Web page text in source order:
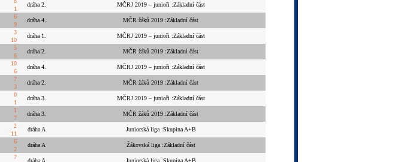
dráha 2. MČRJ 2019 – junioři :Základní část
1
6
dráha 4. MČR žáků 2019 :Základní část
9
3
dráha 1. MČRJ 2019 – junioři :Základní část
10
5
dráha 2. MČR žáků 2019 :Základní část
6
10
dráha 4. MČRJ 2019 – junioři :Základní část
6
7
dráha 2. MČR žáků 2019 :Základní část
3
0
dráha 3. MČRJ 2019 – junioři :Základní část
1
1
dráha 3. MČR žáků 2019 :Základní část
7
2
dráha A Juniorská liga :Skupina A+B
11
6
dráha A Žákovská liga :Základní část
2
7
dráha A Juniorská liga :Skupina A+B